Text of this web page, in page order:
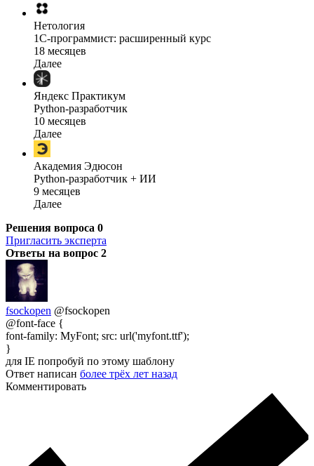
Нетология
1C-программист: расширенный курс
18 месяцев
Далее
Яндекс Практикум
Python-разработчик
10 месяцев
Далее
Академия Эдюсон
Python-разработчик + ИИ
9 месяцев
Далее
Решения вопроса 0
Пригласить эксперта
Ответы на вопрос 2
fsockopen @fsockopen
@font-face {
font-family: MyFont; src: url('myfont.ttf');
}
для IE попробуй по этому шаблону
Ответ написан более трёх лет назад
Комментировать